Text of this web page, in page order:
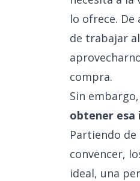
lo ofrece.
de trabajar
compra.
Sin
obtener esa
Partiendo
convencer,
ideal, una